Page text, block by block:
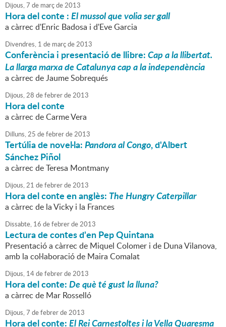
Dijous,7 de marçde2013
Hora del conte :El mussol que volia ser gall
a càrrec d'Enric Badosa i d'Eve Garcia
Divendres, 1 de marçde2013
Conferència i presentació de llibre:Cap a la llibertat.
La llarga marxa de Catalunya cap a la independència
a càrrec de Jaume Sobrequés
Dijous,28 defebrerde2013
Hora del conte
a càrrec de Carme Vera
Dilluns,25 defebrerde2013
Tertúlia de novel·la:Pandora al Congo, d'Albert
Sánchez Piñol
a càrrec de Teresa Montmany
Dijous,21 defebrerde2013
Hora del conte en anglès: The Hungry Caterpillar
a càrrec de la Vicky i la Frances
Dissabte, 16 defebrerde2013
Lectura de contes d'en Pep Quintana
Presentació a càrrec de Miquel Colomer i de Duna Vilanova,
amb la col·laboració de Maira Comalat
Dijous, 14defebrerde2013
Hora del conte:De què té gust la lluna?
a càrrec de Mar Rosselló
Dijous,7 defebrerde2013
Hora del conte:El Rei Carnestoltes i la Vella Quaresma